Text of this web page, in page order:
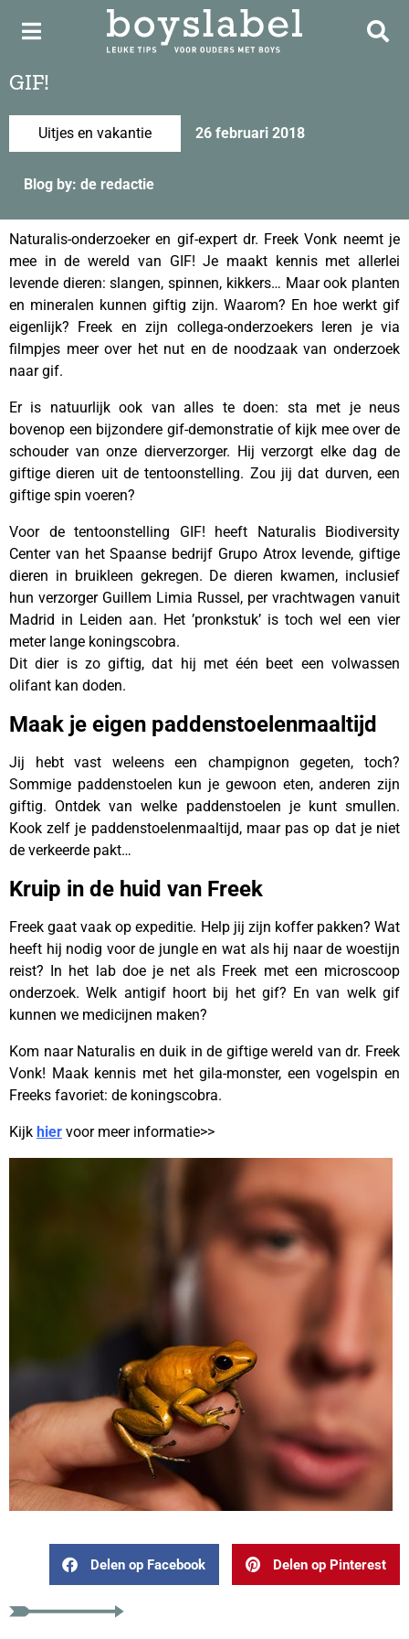
GIF!
Uitjes en vakantie 26 februari 2018
Blog by: de redactie
Naturalis-onderzoeker en gif-expert dr. Freek Vonk neemt je
mee in de wereld van GIF! Je maakt kennis met allerlei
levende dieren: slangen, spinnen, kikkers… Maar ook planten
en mineralen kunnen giftig zijn. Waarom? En hoe werkt gif
eigenlijk? Freek en zijn collega-onderzoekers leren je via
filmpjes meer over het nut en de noodzaak van onderzoek
naar gif.
Er is natuurlijk ook van alles te doen: sta met je neus
bovenop een bijzondere gif-demonstratie of kijk mee over de
schouder van onze dierverzorger. Hij verzorgt elke dag de
giftige dieren uit de tentoonstelling. Zou jij dat durven, een
giftige spin voeren?
Voor de tentoonstelling GIF! heeft Naturalis Biodiversity
Center van het Spaanse bedrijf Grupo Atrox levende, giftige
dieren in bruikleen gekregen. De dieren kwamen, inclusief
hun verzorger Guillem Limia Russel, per vrachtwagen vanuit
Madrid in Leiden aan. Het ’pronkstuk’ is toch wel een vier
meter lange koningscobra.
Dit dier is zo giftig, dat hij met één beet een volwassen
olifant kan doden.
Maak je eigen paddenstoelenmaaltijd
Jij hebt vast weleens een champignon gegeten, toch?
Sommige paddenstoelen kun je gewoon eten, anderen zijn
giftig. Ontdek van welke paddenstoelen je kunt smullen.
Kook zelf je paddenstoelenmaaltijd, maar pas op dat je niet
de verkeerde pakt…
Kruip in de huid van Freek
Freek gaat vaak op expeditie. Help jij zijn koffer pakken? Wat
heeft hij nodig voor de jungle en wat als hij naar de woestijn
reist? In het lab doe je net als Freek met een microscoop
onderzoek. Welk antigif hoort bij het gif? En van welk gif
kunnen we medicijnen maken?
Kom naar Naturalis en duik in de giftige wereld van dr. Freek
Vonk! Maak kennis met het gila-monster, een vogelspin en
Freeks favoriet: de koningscobra.
Kijk hier voor meer informatie>>
Delen op Facebook Delen op Pinterest